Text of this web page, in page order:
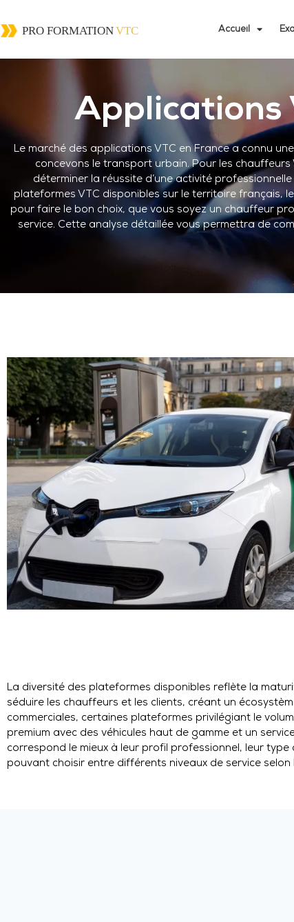
Accueil
Applications
Le marché des applications VTC en France a connu
concevons le transport urbain. Pour les
déterminer la réussite d’une activité
plateformes VTC disponibles sur le territoire français,
pour faire le bon choix, que vous soyez un chauffeur
service. Cette analyse détaillée vous permettra de
La diversité des plateformes disponibles reflète la
séduire les chauffeurs et les clients, créant un
commerciales, certaines plateformes privilégiant le
premium avec des véhicules haut de gamme et un
correspond le mieux à leur profil professionnel, leur
pouvant choisir entre différents niveaux de service